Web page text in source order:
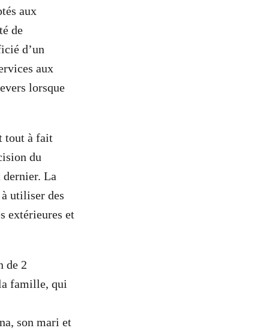
aux
de
d’un
aux
lorsque
tout à fait
du
La
utiliser des
extérieures et
de 2
famille, qui
son mari et